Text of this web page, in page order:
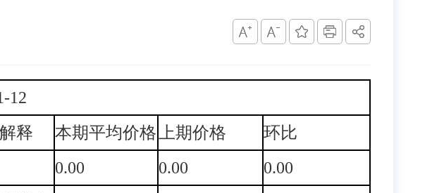
12
释 本期平均价格 上期价格 环比
0.00 0.00 0.00